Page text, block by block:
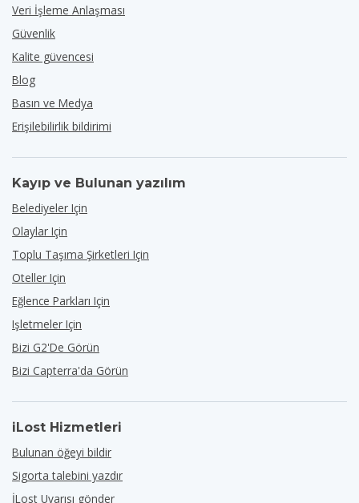
Veri İşleme Anlaşması
Güvenlik
Kalite güvencesi
Blog
Basın ve Medya
Erişilebilirlik bildirimi
Kayıp ve Bulunan yazılım
Belediyeler Için
Olaylar Için
Toplu Taşıma Şirketleri Için
Oteller Için
Eğlence Parkları Için
Işletmeler Için
Bizi G2'de Görün
Bizi Capterra'da Görün
iLost Hizmetleri
Bulunan öğeyi bildir
Sigorta talebini yazdır
İLost Uyarısı gönder